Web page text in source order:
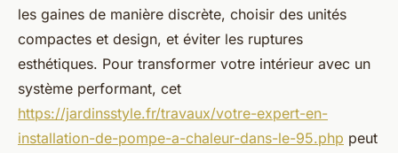
les gaines de manière discrète, choisir des unités
compactes et design, et éviter les ruptures
esthétiques. Pour transformer votre intérieur avec un
système performant, cet
https://jardinsstyle.fr/travaux/votre-expert-en-
installation-de-pompe-a-chaleur-dans-le-95.php peut